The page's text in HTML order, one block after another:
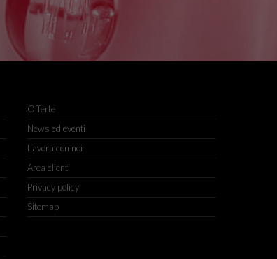
Offerte
News ed eventi
Lavora con noi
Area clienti
Privacy policy
Sitemap